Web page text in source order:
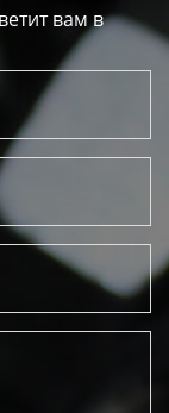
вам в